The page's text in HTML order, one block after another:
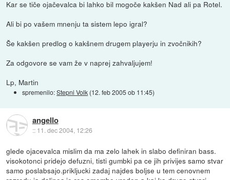
Kar se tiče ojačevalca bi lahko bil mogoče kakšen Nad ali pa Rotel.
Ali bi po vašem mnenju ta sistem lepo igral?
Še kakšen predlog o kakšnem drugem playerju in zvočnikih?
Za odgovore se vam že v naprej zahvaljujem!
Lp, Martin
spremenilo:Stepni Volk (12. feb 2005 ob 11:45)
angello
:: 11. dec 2004, 12:26
glede ojacevalca mislim da ma zelo lahek in slabo definiran bass.
visokotonci pridejo defuzni, tisti gumbki pa ce jih privijes samo stvar
samo poslabsajo.prikljucki zadaj najdes boljse u tem cenovnem